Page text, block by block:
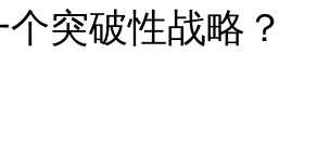
突破性战略？